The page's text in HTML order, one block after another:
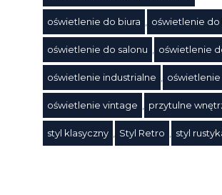
oświetlenie do biura oświetlenie do
oświetlenie do salonu oświetlenie
oświetlenie industrialne
oświetlenie vintage przytulne
styl klasyczny Styl Retro styl